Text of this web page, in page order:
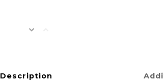
Description